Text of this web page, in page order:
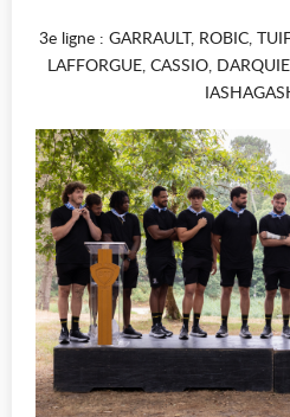
3e ligne : GARRAULT, ROBIC,
LAFFORGUE, CASSIO,